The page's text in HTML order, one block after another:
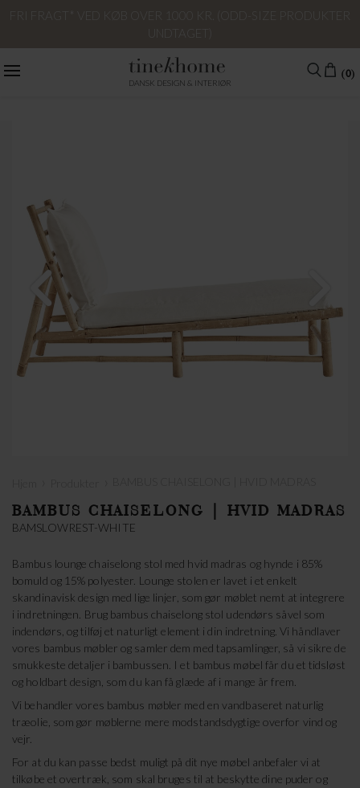
DANSK DESIGN & INTERIØR
(0)
BAMBUS CHAISELONG | HVID MADRAS
BAMSLOWREST-WHITE
Bambus lounge chaiselong stol med hvid madras og hynde i 85%
bomuld og 15% polyester. Lounge stolen er lavet i et enkelt
skandinavisk design med lige linjer, som gør møblet nemt at integrere
i indretningen. Brug bambus chaiselong stol udendørs såvel som
indendørs, og tilføj et naturligt element i din indretning. Vi håndlaver
vores bambus møbler og samler dem med tapsamlinger, så vi sikre de
smukkeste detaljer i bambussen. I et bambus møbel får du et tidsløst
og holdbart design, som du kan få glæde af i mange år frem.
Vi behandler vores bambus møbler med en vandbaseret naturlig
træolie, som gør møblerne mere modstandsdygtige overfor vind og
vejr.
For at du kan passe bedst muligt på dit nye møbel anbefaler vi at
tilkøbe et overtræk, som skal bruges til at beskytte dine puder og